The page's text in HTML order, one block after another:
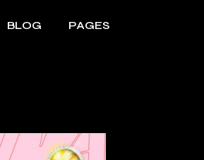
BLOG PAGES
Fan Page